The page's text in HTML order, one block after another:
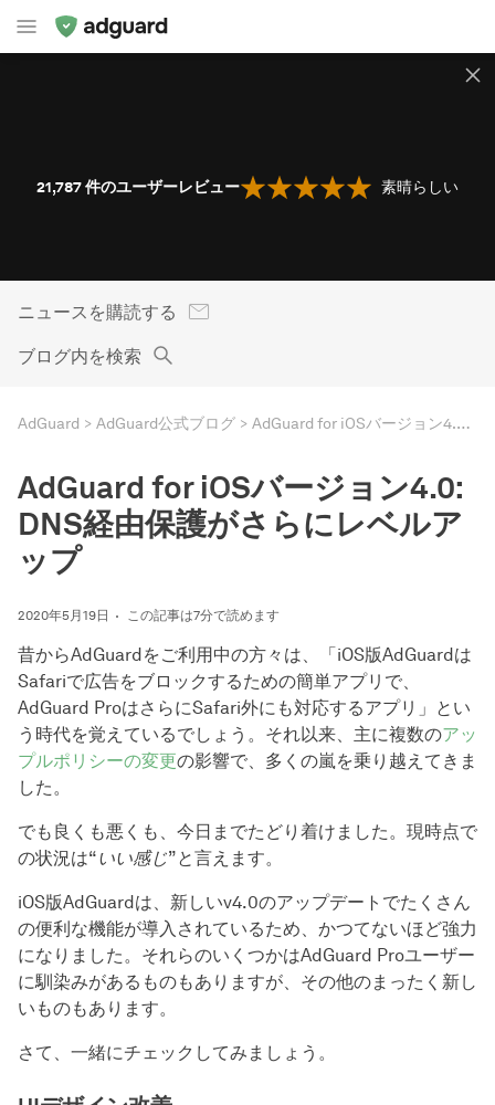
21,787件のユーザーレビュー 素晴らしい
ニュースを購読する
ブログ内を検索
AdGuard AdGuard公式ブログ AdGuard for iOSバージョン4.0: DNS経由保護がさらにレベルアップ
AdGuard for iOSバージョン4.0:
DNS経由保護がさらにレベルア
ップ
2020年5月19日 この記事は7分で読めます
昔からAdGuardをご利用中の方々は、「iOS版AdGuardは
Safariで広告をブロックするための簡単アプリで、
AdGuard ProはさらにSafari外にも対応するアプリ」とい
う時代を覚えているでしょう。それ以来、主に複数のアッ
プルポリシーの変更の影響で、多くの嵐を乗り越えてきま
した。
でも良くも悪くも、今日までたどり着けました。現時点で
の状況は“いい感じ”と言えます。
iOS版AdGuardは、新しいv4.0のアップデートでたくさん
の便利な機能が導入されているため、かつてないほど強力
になりました。それらのいくつかはAdGuard Proユーザー
に馴染みがあるものもありますが、その他のまったく新し
いものもあります。
さて、一緒にチェックしてみましょう。